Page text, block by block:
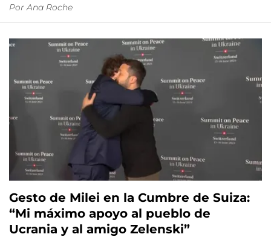
Por Ana Roche
Gesto de Milei en la Cumbre de Suiza:
“Mi máximo apoyo al pueblo de
Ucrania y al amigo Zelenski”